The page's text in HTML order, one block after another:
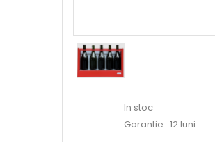
In stoc
Garantie : 12 luni